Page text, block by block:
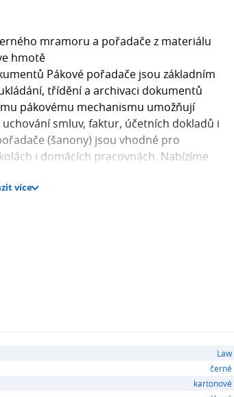
mramoru a pořadače z materiálu
hmotě
Pákové pořadače jsou základním
třídění a archivaci dokumentů
pákovému mechanismu umožňují
smluv, faktur, účetních dokladů i
(šanony) jsou vhodné pro
i domácích pracovnách. Nabízíme
opotřebení a snadno se udržuje. Pákové
nebo oddělení. Díky kovovému pákovému
a zároveň umožňují rychlé vkládání i
na dokumenty, které usnadní archivaci
řešení pro efektivní organizaci papírových
více
Law
černé
kartonové